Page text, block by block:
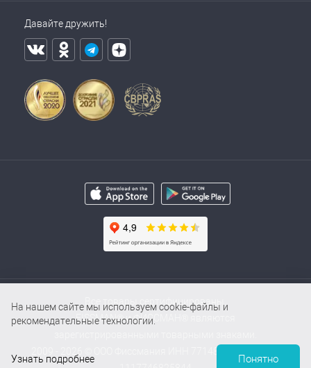
Давайте дружить!
Все товары сертифицированы.
FISSMAN® и ФИССМАН® являются
2009 - 2026 © ООО Фиссмания ИНН 7714854000 / ОГРН
На нашем сайте мы используем cookie-файлы и
рекомендательные технологии.
Узнать подробнее Понятно